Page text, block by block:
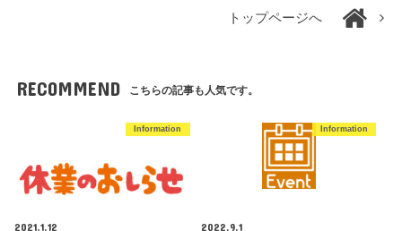
トップページへ
RECOMMEND こちらの記事も人気です。
Information
2021.1.12
Information
2022.9.1